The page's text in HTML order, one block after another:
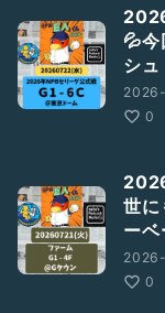
💦
シュ
0
世に
ーベ
0